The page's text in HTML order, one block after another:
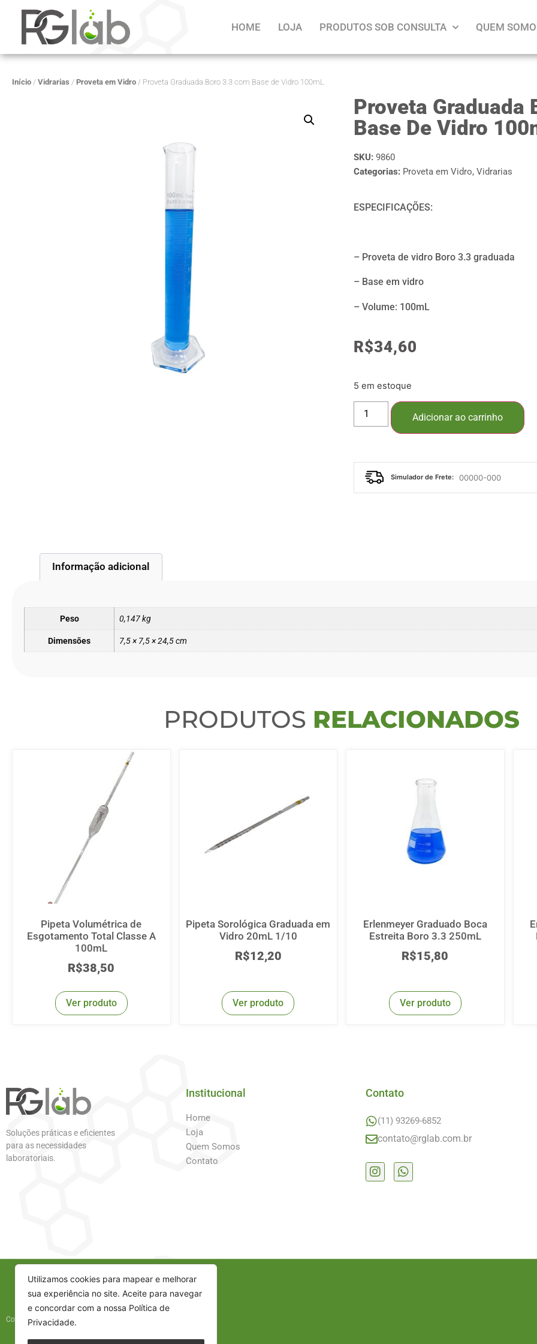
Utilizamos cookies para mapear e melhorar
sua experiência no site. Aceite para navegar
e concordar com a nossa Política de
Privacidade.
HOME LOJA PRODUTOS SOB CONSULTA QUEM
Início / Vidrarias / Proveta em Vidro / Proveta Graduada Boro 3.3 com Base de Vidro 100mL
Proveta Graduada
Base De Vidro
SKU: 9860
Categorias: Proveta em Vidro, Vidrarias
ESPECIFICAÇÕES:
– Proveta de vidro Boro 3.3 graduada
– Base em vidro
– Volume: 100mL
R$34,60
5 em estoque
Adicionar ao carrinho
Simulador de Frete:
Informação adicional
Peso 0,147 kg
Dimensões 7,5 × 7,5 × 24,5 cm
PRODUTOS RELACIONADOS
Pipeta Volumétrica de
Esgotamento Total Classe A
100mL
R$38,50
Ver produto
Pipeta Sorológica Graduada em
Vidro 20mL 1/10
R$12,20
Ver produto
Erlenmeyer Graduado Boca
Estreita Boro 3.3 250mL
R$15,80
Ver produto
Soluções práticas e eficientes
para as necessidades
laboratoriais.
Institucional
Home
Loja
Quem Somos
Contato
Contato
(11) 93269-6852
contato@rglab.com.br
Copyright © 2025 - Todos os direitos reservados